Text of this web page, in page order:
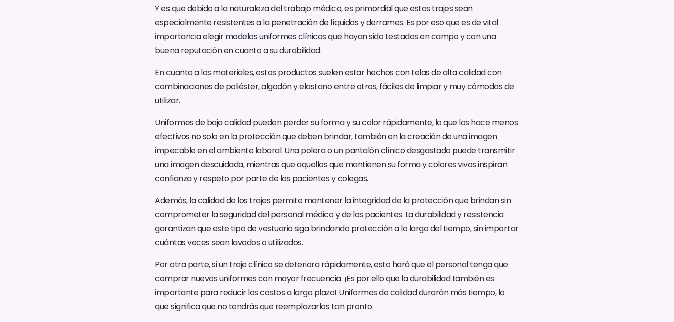
Y es que debido a la naturaleza del trabajo médico, es primordial que estos trajes sean
especialmente resistentes a la penetración de líquidos y derrames. Es por eso que es de vital
importancia elegirmodelos uniformes clínicosque hayan sido testados en campo y con una
buena reputación en cuanto a su durabilidad.
En cuanto a los materiales, estos productos suelen estar hechos con telas de alta calidad con
combinaciones de poliéster, algodón y elastano entre otros, fáciles de limpiar y muy cómodos de
utilizar.
Uniformes de baja calidad pueden perder su forma y su color rápidamente, lo que los hace menos
efectivos no solo en la protección que deben brindar, también en la creación de una imagen
impecable en el ambiente laboral. Una polera o un pantalón clínico desgastado puede transmitir
una imagen descuidada, mientras que aquellos que mantienen su forma y colores vivos inspiran
confianza y respeto por parte de los pacientes y colegas.
Además, la calidad de los trajes permite mantener la integridad de la protección que brindan sin
comprometer la seguridad del personal médico y de los pacientes. La durabilidad y resistencia
garantizan que este tipo de vestuario siga brindando protección a lo largo del tiempo, sin importar
cuántas veces sean lavados o utilizados.
Por otra parte, si un traje clínico se deteriora rápidamente, esto hará que el personal tenga que
comprar nuevos uniformes con mayor frecuencia. ¡Es por ello que la durabilidad también es
importante para reducir los costos a largo plazo! Uniformes de calidad durarán más tiempo, lo
que significa que no tendrás que reemplazarlos tan pronto.